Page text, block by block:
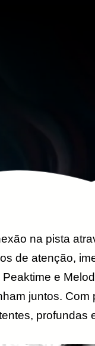
na pista
de atenção,
e
juntos. Com
profundas